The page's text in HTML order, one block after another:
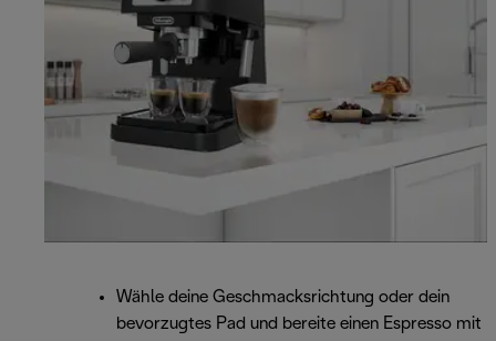
Wähle deine Geschmacksrichtung oder dein
bevorzugtes Pad und bereite einen Espresso mit